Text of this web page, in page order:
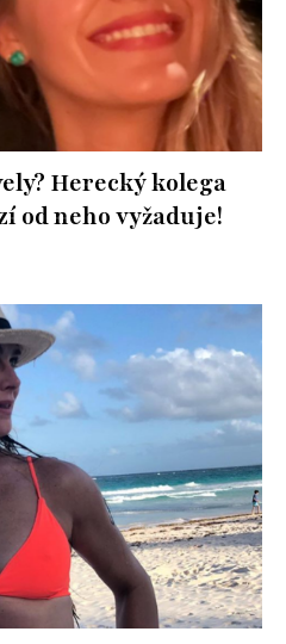
Herecký kolega
od neho vyžaduje!